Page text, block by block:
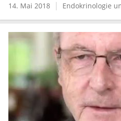
14. Mai 2018 Endokrinologie und